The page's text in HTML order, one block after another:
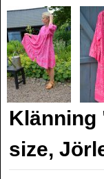
Klänning
size,